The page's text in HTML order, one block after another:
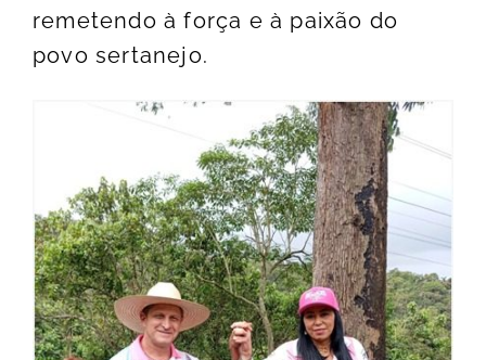
remetendo à força e à paixão do
povo sertanejo.